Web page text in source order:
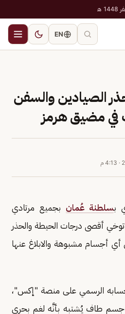
EN
الصيادين والسفن
مضيق هرمز
· 4:13 م
بسلطنة عُمان بجميع مرتادي
توخي أقصى درجات الحيطة والحذر
عن أي أجسام مشبوهة والابلاغ عنها
حسابه الرسمي على منصة "إكس"،
طاف يُشتبه بأنَّه لغم بحري